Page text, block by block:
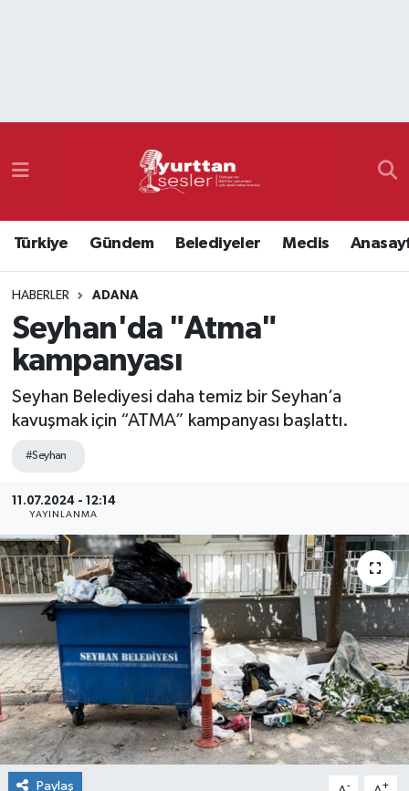
Türkiye Gündem Belediyeler Meclis
HABERLER ADANA
Seyhan'da "Atma"
kampanyası
Seyhan Belediyesi daha temiz bir Seyhan’a
kavuşmak için “ATMA” kampanyası başlattı.
#Seyhan
11.07.2024 - 12:14
YAYINLANMA
Paylaş - +
Namaz Vakitleri
Süper Lig Puan Durumu ve Fikstür
Tüm Manşetler
Son Dakika Haberleri
Haber Arşivi